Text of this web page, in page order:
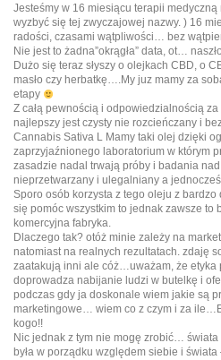
Jesteśmy w 16 miesiącu terapii
wyzbyć się tej zwyczajowej nazwy. ) 16
radości, czasami wątpliwości… bez
Nie jest to żadna”okrągła” data, ot…
Dużo się teraz słyszy o olejkach CBD, o
masło czy herbatkę….My juz mamy za
etapy
Z całą pewnością i odpowiedzialnością
najlepszy jest czysty nie rozcieńczany i
Cannabis Sativa L Mamy taki olej dzięki
zaprzyjaźnionego laboratorium w którym
zasadzie nadal trwają próby i badania
nieprzetwarzany i ulegalniany a
Sporo osób korzysta z tego oleju z bardzo
się pomóc wszystkim to jednak zawsze to
komercyjna fabryka.
Dlaczego tak? otóż minie zależy na
natomiast na realnych rezultatach. zdaję
zaatakują inni ale cóż…uważam, że etyka
doprowadza nabijanie ludzi w butelkę i
podczas gdy ja doskonale wiem jakie są
marketingowe… wiem co z czym i za
kogo!!
Nic jednak z tym nie mogę zrobić…
była w porządku względem siebie i